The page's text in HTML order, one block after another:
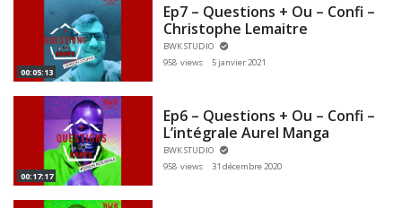
00:05:13
Ep7 – Questions + Ou – Confi –
Christophe Lemaitre
BWK STUDIO
958 views
5 janvier 2021
00:17:17
Ep6 – Questions + Ou – Confi –
L’intégrale Aurel Manga
BWK STUDIO
958 views
31 décembre 2020